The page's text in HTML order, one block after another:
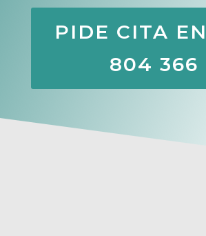
PIDE CITA
804 366